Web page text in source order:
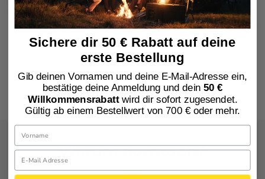
Good stuff
Versuchen Sie es später noch einmal
Warum horntools?
Sichere dir 50 € Rabatt auf deine
erste Bestellung
Gib deinen Vornamen und deine E-Mail-Adresse ein,
bestätige deine Anmeldung und dein50 €
Willkommensrabattwird dir sofort zugesendet.
Gültig ab einem Bestellwert von 700 € oder mehr.